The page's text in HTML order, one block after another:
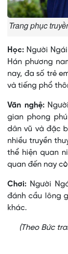
Trang phục
Học: Người
Hán phương
nay, đa số trẻ
và tiếng phổ
Văn nghệ:
gian phong
dân vũ và đặc
nhiều truyền
thể hiện quan
quan đến nay
Chơi: Người
đánh cầu lông
khác.
(Theo Bức